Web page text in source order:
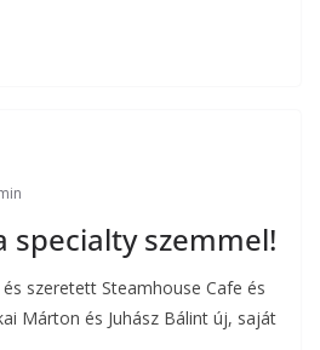
specialty szemmel!
szeretett Steamhouse Cafe és
Márton és Juhász Bálint új, saját